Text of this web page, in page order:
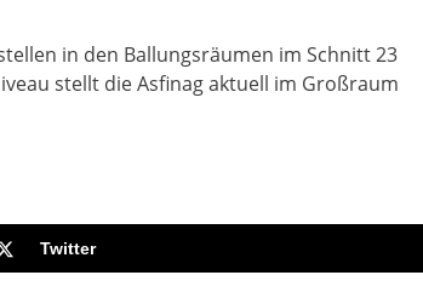
in den Ballungsräumen im Schnitt 23
stellt die Asfinag aktuell im Großraum
Twitter